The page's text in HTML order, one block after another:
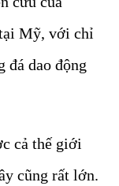
Mỹ, với chỉ
đá dao động
cả thế giới
cũng rất lớn.